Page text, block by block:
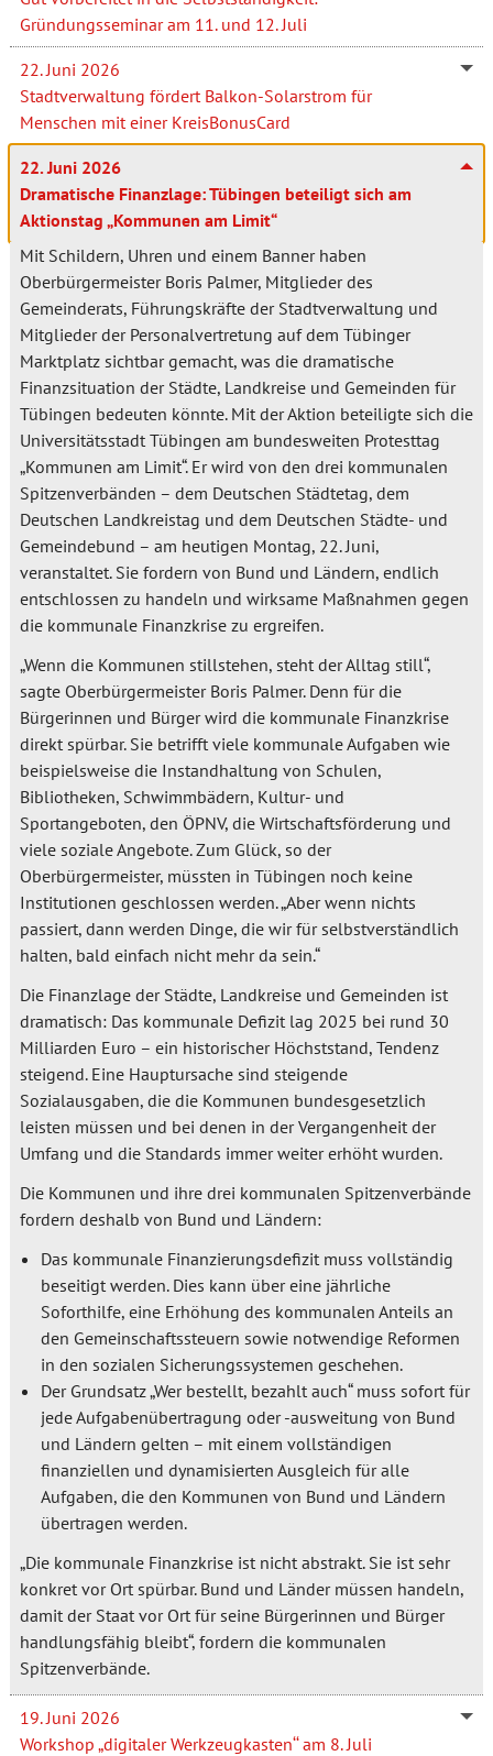
Gründungsseminar am 11. und 12. Juli
22. Juni 2026
Stadtverwaltung fördert Balkon-Solarstrom für
Menschen mit einer KreisBonusCard
22. Juni 2026
Dramatische Finanzlage: Tübingen beteiligt sich am
Aktionstag „Kommunen am Limit“
Mit Schildern, Uhren und einem Banner haben
Oberbürgermeister Boris Palmer, Mitglieder des
Gemeinderats, Führungskräfte der Stadtverwaltung und
Mitglieder der Personalvertretung auf dem Tübinger
Marktplatz sichtbar gemacht, was die dramatische
Finanzsituation der Städte, Landkreise und Gemeinden für
Tübingen bedeuten könnte. Mit der Aktion beteiligte sich die
Universitätsstadt Tübingen am bundesweiten Protesttag
„Kommunen am Limit“. Er wird von den drei kommunalen
Spitzenverbänden – dem Deutschen Städtetag, dem
Deutschen Landkreistag und dem Deutschen Städte- und
Gemeindebund – am heutigen Montag, 22. Juni,
veranstaltet. Sie fordern von Bund und Ländern, endlich
entschlossen zu handeln und wirksame Maßnahmen gegen
die kommunale Finanzkrise zu ergreifen.
„Wenn die Kommunen stillstehen, steht der Alltag still“,
sagte Oberbürgermeister Boris Palmer. Denn für die
Bürgerinnen und Bürger wird die kommunale Finanzkrise
direkt spürbar. Sie betrifft viele kommunale Aufgaben wie
beispielsweise die Instandhaltung von Schulen,
Bibliotheken, Schwimmbädern, Kultur- und
Sportangeboten, den ÖPNV, die Wirtschaftsförderung und
viele soziale Angebote. Zum Glück, so der
Oberbürgermeister, müssten in Tübingen noch keine
Institutionen geschlossen werden. „Aber wenn nichts
passiert, dann werden Dinge, die wir für selbstverständlich
halten, bald einfach nicht mehr da sein.“
Die Finanzlage der Städte, Landkreise und Gemeinden ist
dramatisch: Das kommunale Defizit lag 2025 bei rund 30
Milliarden Euro – ein historischer Höchststand, Tendenz
steigend. Eine Hauptursache sind steigende
Sozialausgaben, die die Kommunen bundesgesetzlich
leisten müssen und bei denen in der Vergangenheit der
Umfang und die Standards immer weiter erhöht wurden.
Die Kommunen und ihre drei kommunalen Spitzenverbände
fordern deshalb von Bund und Ländern:
Das kommunale Finanzierungsdefizit muss vollständig
beseitigt werden. Dies kann über eine jährliche
Soforthilfe, eine Erhöhung des kommunalen Anteils an
den Gemeinschaftssteuern sowie notwendige Reformen
in den sozialen Sicherungssystemen geschehen.
Der Grundsatz „Wer bestellt, bezahlt auch“ muss sofort für
jede Aufgabenübertragung oder -ausweitung von Bund
und Ländern gelten – mit einem vollständigen
finanziellen und dynamisierten Ausgleich für alle
Aufgaben, die den Kommunen von Bund und Ländern
übertragen werden.
„Die kommunale Finanzkrise ist nicht abstrakt. Sie ist sehr
konkret vor Ort spürbar. Bund und Länder müssen handeln,
damit der Staat vor Ort für seine Bürgerinnen und Bürger
handlungsfähig bleibt“, fordern die kommunalen
Spitzenverbände.
19. Juni 2026
Workshop „digitaler Werkzeugkasten‘‘ am 8. Juli